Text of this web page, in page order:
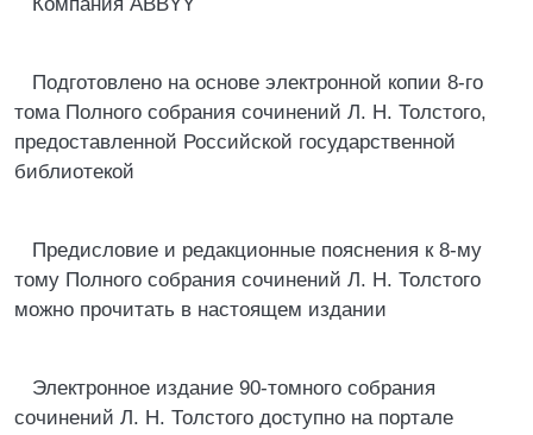
Подготовлено на основе электронной копии 8-го
тома Полного собрания сочинений Л. Н. Толстого,
предоставленной Российской государственной
библиотекой
Предисловие и редакционные пояснения к 8-му
тому Полного собрания сочинений Л. Н. Толстого
можно прочитать в настоящем издании
Электронное издание 90-томного собрания
сочинений Л. Н. Толстого доступно на портале